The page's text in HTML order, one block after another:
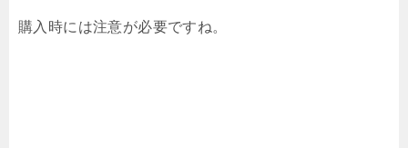
購入時には注意が必要ですね。